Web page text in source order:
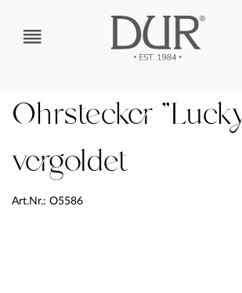
TEXT_BTN_MENU
Ohrstecker
vergoldet
Art.Nr.: O5586